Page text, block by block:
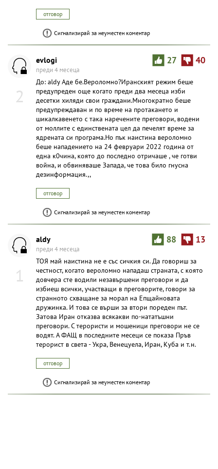
отговор
Сигнализирай за неуместен коментар
2
27 40
evlogi
преди 4 месеца
До: aldy Аде бе.Вероломно?Иранският режим беше
предупреден още когато преди два месеца изби
десетки хиляди свои граждани.Многократно беше
предупреждаван и по време на протакането и
шикалкавенето с така наречените преговори, водени
от моллите с единствената цел да печелят време за
ядрената си програма.Но пък наистина вероломно
беше нападението на 24 февруари 2022 година от
една к0чина, която до последно отричаше , че готви
война, и обвиняваше Запада, че това било гнусна
дезинформация.,,
отговор
Сигнализирай за неуместен коментар
1
88 13
aldy
преди 4 месеца
ТОЯ май наистина не е със сичкия си. Да говориш за
честност, когато вероломно нападаш страната, с която
довчера сте водили незавършени преговори и да
избиеш всички, участващи в преговорите, говори за
странното схващане за морал на Епщайновата
дружинка. И това се върши за втори пореден път.
Затова Иран отказва всякакви по-нататъшни
преговори. С терористи и мошеници преговори не се
водят. А ФАЩ в последните месеци се показа Пръв
терорист в света - Укра, Венецуела, Иран, Куба и т.н.
отговор
Сигнализирай за неуместен коментар